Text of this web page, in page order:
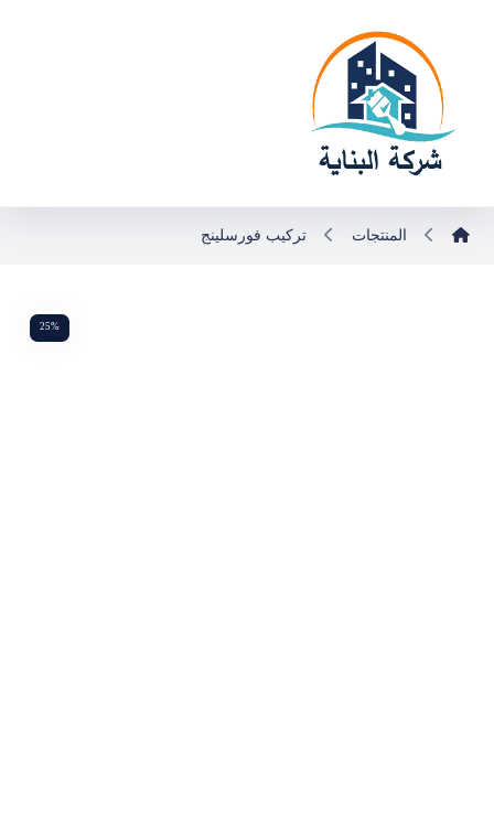
المنتجات تركيب فورسلينج
25%